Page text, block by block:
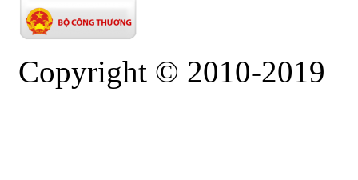
Copyright © 2010-2019